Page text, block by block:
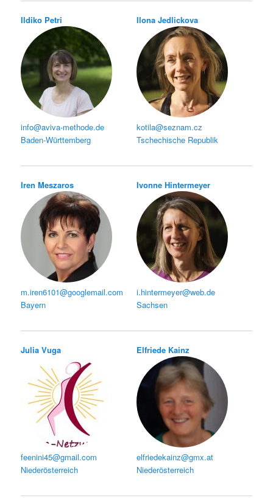
Ildiko Petri
info@aviva-methode.de
Baden-Württemberg
Ilona Jedlickova
kotila@seznam.cz
Tschechische Republik
Iren Meszaros
m.iren6101@googlemail.com
Bayern
Ivonne Hintermeyer
i.hintermeyer@web.de
Sachsen
Julia Vuga
feenini45@gmail.com
Niederösterreich
Elfriede Kainz
elfriedekainz@gmx.at
Niederösterreich